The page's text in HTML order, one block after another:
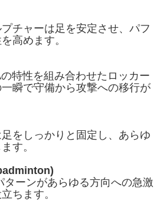
チャーは足を安定させ、パフ
高めます。
特性を組み合わせたロッカー
瞬で守備から攻撃への移行が
をしっかりと固定し、あらゆ
す。
ターンがあらゆる方向への急激
ちます。